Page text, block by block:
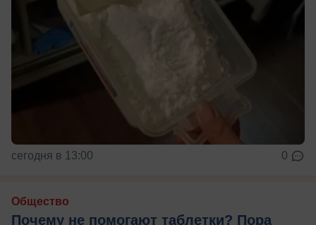
сегодня в 13:00 0
Общество
Почему не помогают таблетки? Пора